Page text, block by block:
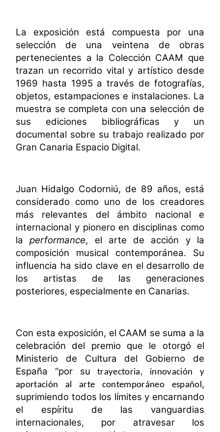
La exposición está compuesta por una
selección de una veintena de obras
pertenecientes a la Colección CAAM que
trazan un recorrido vital y artístico desde
1969 hasta 1995 a través de fotografías,
objetos, estampaciones e instalaciones. La
muestra se completa con una selección de
sus ediciones bibliográficas y un
documental sobre su trabajo realizado por
Gran Canaria Espacio Digital.
Juan Hidalgo Codorniú, de 89 años, está
considerado como uno de los creadores
más relevantes del ámbito nacional e
internacional y pionero en disciplinas como
la
performance, el arte de acción y la
composición musical contemporánea. Su
influencia ha sido clave en el desarrollo de
los artistas de las generaciones
posteriores, especialmente en Canarias.
Con esta exposición, el CAAM se suma a la
celebración del premio que le otorgó el
Ministerio de Cultura del Gobierno de
España “por su trayectoria, innovación y
aportación al arte contemporáneo español ,
suprimiendo todos los límites y encarnando
el espíritu de las vanguardias
internacionales, por atravesar los